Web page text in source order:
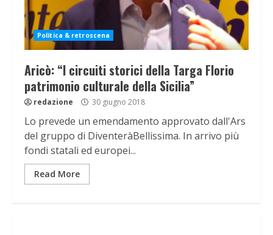
Politica & retroscena
Aricò: “I circuiti storici della Targa Florio
patrimonio culturale della Sicilia”
redazione 30 giugno 2018
Lo prevede un emendamento approvato dall'Ars
del gruppo di DiventeràBellissima. In arrivo più
fondi statali ed europei...
Read More